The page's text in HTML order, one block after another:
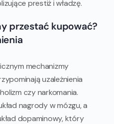
prestiż i władzę.
przestać kupować?
mechanizmy
uzależnienia
czy narkomania.
nagrody w mózgu, a
dopaminowy, który